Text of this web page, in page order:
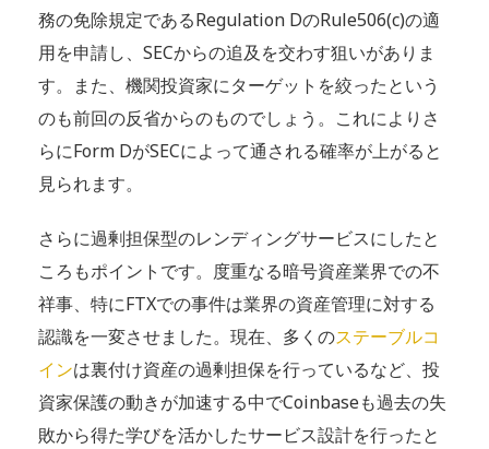
務の免除規定であるRegulation DのRule506(c)の適
用を申請し、SECからの追及を交わす狙いがありま
す。また、機関投資家にターゲットを絞ったという
のも前回の反省からのものでしょう。これによりさ
らにForm DがSECによって通される確率が上がると
見られます。
さらに過剰担保型のレンディングサービスにしたと
ころもポイントです。度重なる暗号資産業界での不
祥事、特にFTXでの事件は業界の資産管理に対する
認識を一変させました。現在、多くのステーブルコ
インは裏付け資産の過剰担保を行っているなど、投
資家保護の動きが加速する中でCoinbaseも過去の失
敗から得た学びを活かしたサービス設計を行ったと